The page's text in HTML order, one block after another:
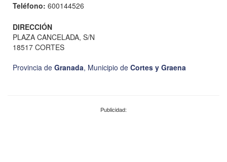
Teléfono: 600144526
DIRECCIÓN
PLAZA CANCELADA, S/N
18517 CORTES
Provincia de Granada, Municipio de Cortes y Graena
Publicidad: